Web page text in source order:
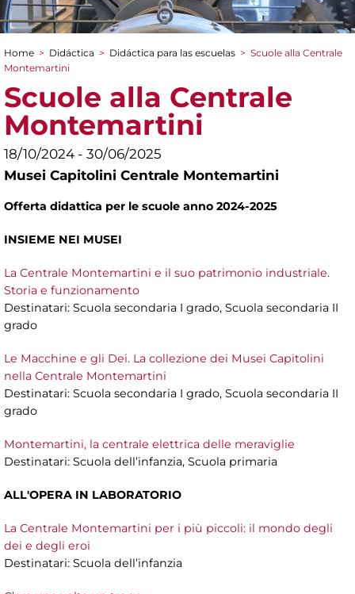
You are here
Home > Didáctica > Didáctica para las escuelas > Scuole alla Centrale
Montemartini
Scuole alla Centrale
Montemartini
18/10/2024 - 30/06/2025
Musei Capitolini Centrale Montemartini
Offerta didattica per le scuole anno 2024-2025
INSIEME NEI MUSEI
La Centrale Montemartini e il suo patrimonio industriale.
Storia e funzionamento
Destinatari: Scuola secondaria I grado, Scuola secondaria II
grado
Le Macchine e gli Dei. La collezione dei Musei Capitolini
nella Centrale Montemartini
Destinatari: Scuola secondaria I grado, Scuola secondaria II
grado
Montemartini, la centrale elettrica delle meraviglie
Destinatari: Scuola dell’infanzia, Scuola primaria
ALL'OPERA IN LABORATORIO
La Centrale Montemartini per i più piccoli: il mondo degli
dei e degli eroi
Destinatari: Scuola dell’infanzia